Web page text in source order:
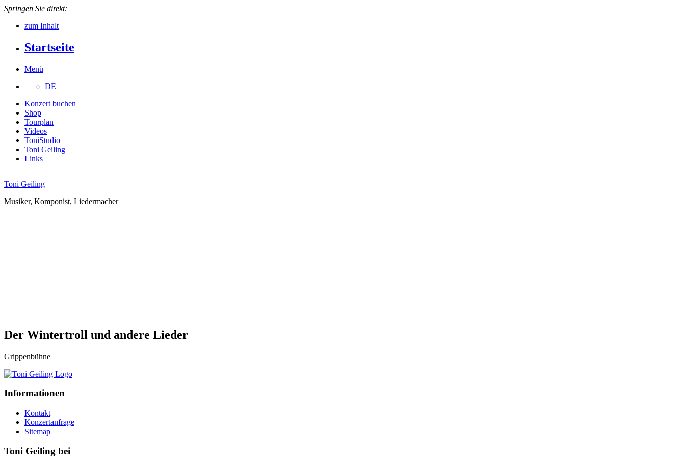
Springen Sie direkt:
zum Inhalt
Startseite
Menü
DE
Konzert buchen
Shop
Tourplan
Videos
ToniStudio
Toni Geiling
Links
Toni Geiling
Musiker, Komponist, Liedermacher
Der Wintertroll und andere Lieder
Grippenbühne
Informationen
Kontakt
Konzertanfrage
Sitemap
Toni Geiling bei